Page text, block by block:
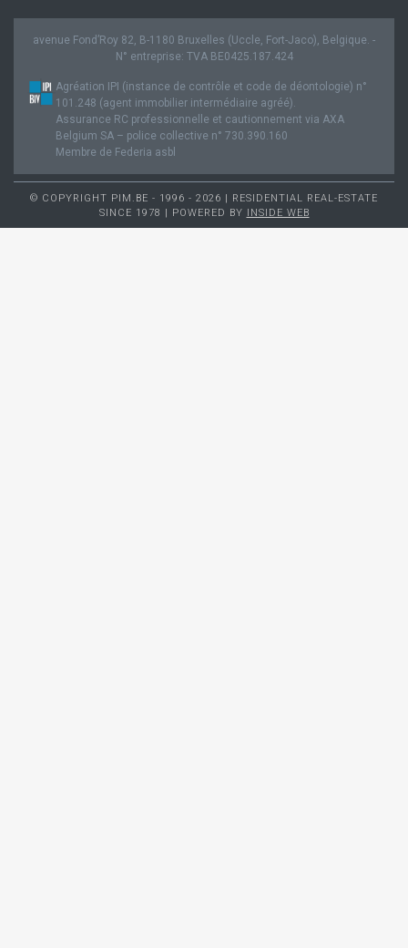
avenue Fond’Roy 82, B-1180 Bruxelles (Uccle, Fort-Jaco), Belgique. -
N° entreprise: TVA BE0425.187.424
Agréation IPI (instance de contrôle et code de déontologie) n°
101.248 (agent immobilier intermédiaire agréé).
Assurance RC professionnelle et cautionnement via AXA
Belgium SA – police collective n° 730.390.160
Membre de Federia asbl
© COPYRIGHT PIM.BE - 1996 - 2026 | RESIDENTIAL REAL-ESTATE
SINCE 1978 | POWERED BY
INSIDE WEB